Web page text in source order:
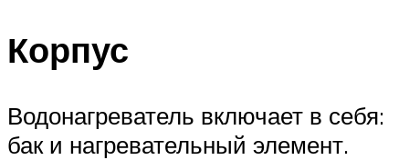
Корпус
Водонагреватель включает в себя:
бак и нагревательный элемент.